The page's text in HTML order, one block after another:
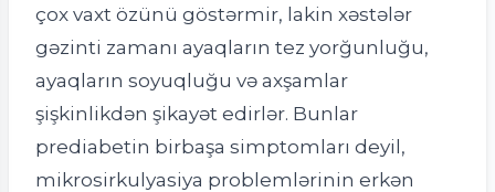
çox vaxt özünü göstərmir, lakin xəstələr
gəzinti zamanı ayaqların tez yorğunluğu,
ayaqların soyuqluğu və axşamlar
şişkinlikdən şikayət edirlər. Bunlar
prediabetin birbaşa simptomları deyil,
mikrosirkulyasiya problemlərinin erkən